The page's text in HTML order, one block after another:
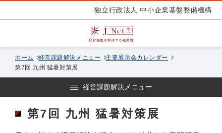
独立行政法人 中小企業基盤整備機構
ホーム 経営課題解決メニュー
主要展示会カレンダー
第7回 九州 猛暑対策展
経営課題解決メニュー
第7回 九州 猛暑対策展